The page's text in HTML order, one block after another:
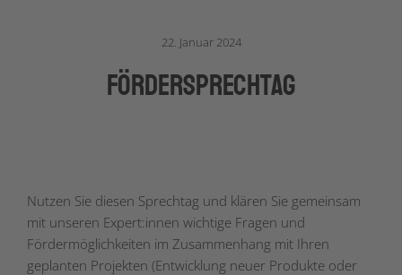
22. Januar 2024
förderSPRECHTAG
Nutzen Sie diesen Sprechtag und klären Sie gemeinsam
mit unseren Expert:innen wichtige Fragen und
Fördermöglichkeiten im Zusammenhang mit Ihren
geplanten Projekten (Entwicklung neuer Produkte oder